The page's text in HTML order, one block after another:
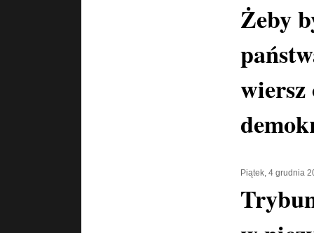
Żeby
Piątek, 4 grudnia